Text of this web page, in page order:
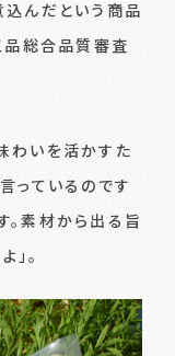
んだという商品
総合品質審査
わいを活かすた
っているのです
。素材から出る旨
。